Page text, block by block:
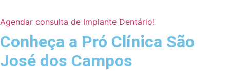
Agendar consulta de Implante Dentário!
Conheça a Pró Clínica São
José dos Campos